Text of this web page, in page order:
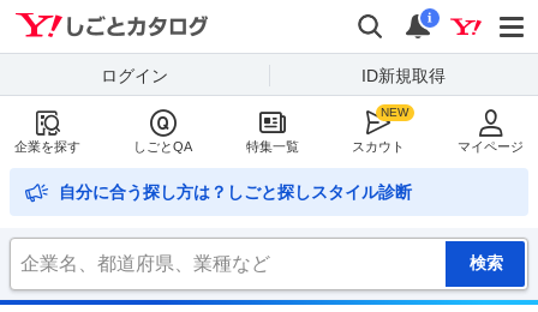
検索
通知
i
ログイン ID新規取得
企業を探す しごとQA 特集一覧 スカウト マイページ
自分に合う探し方は？しごと探しスタイル診断